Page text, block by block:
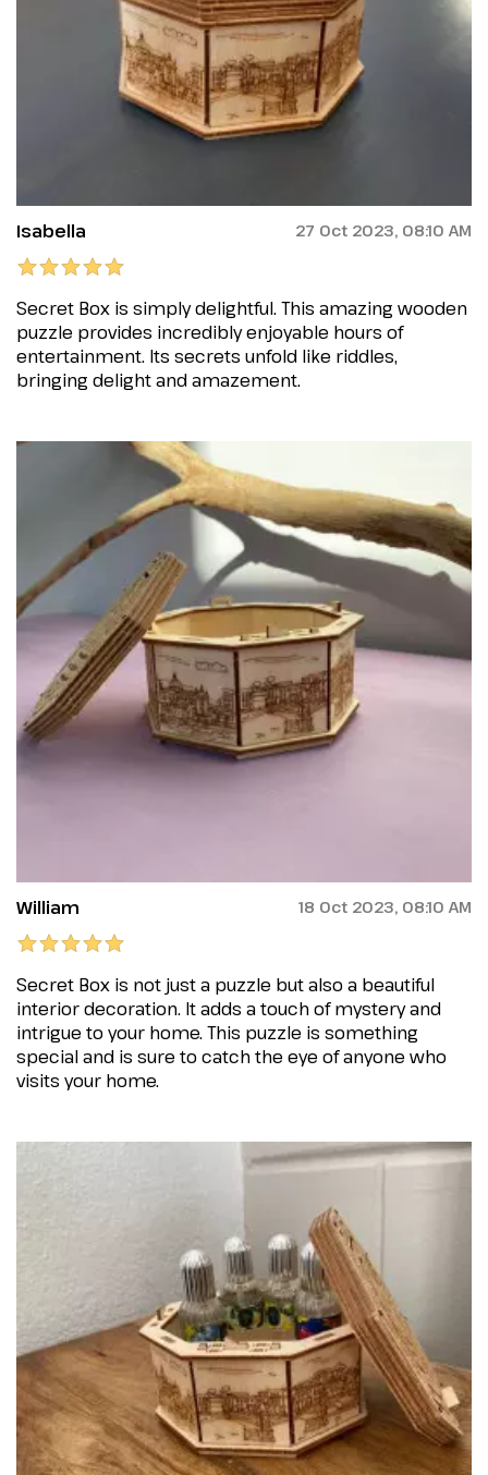
Isabella 27 Oct 2023, 08:10 AM
Secret Box is simply delightful. This amazing wooden
puzzle provides incredibly enjoyable hours of
entertainment. Its secrets unfold like riddles,
bringing delight and amazement.
William 18 Oct 2023, 08:10 AM
Secret Box is not just a puzzle but also a beautiful
interior decoration. It adds a touch of mystery and
intrigue to your home. This puzzle is something
special and is sure to catch the eye of anyone who
visits your home.